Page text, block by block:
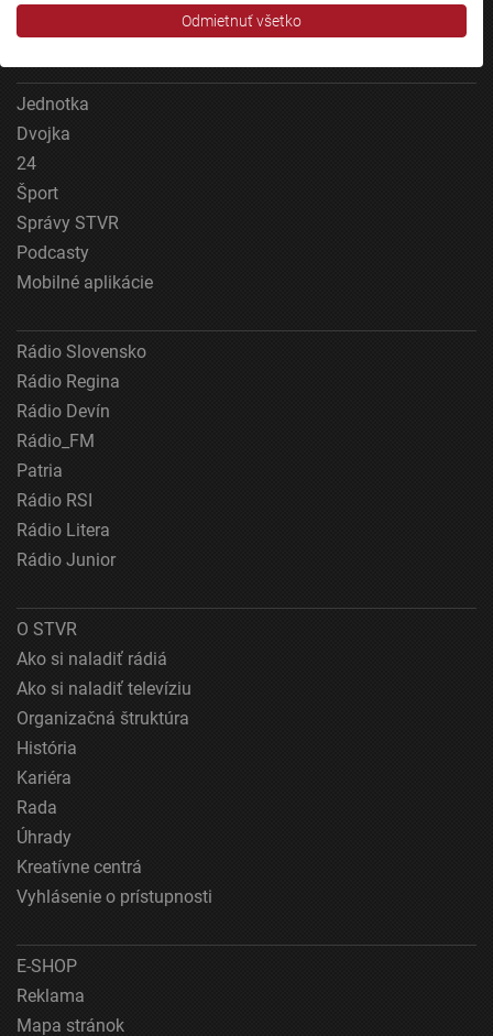
Vaše údaje používame na nasledujúce účely:
Uchovávanie alebo prístup k informáciám na
zariadení
Použiť obmedzené údaje na výber reklamy
Vytvoriť profily pre personalizovanú reklamu
Použiť profily na výber personalizovanej
reklamy
Vytvoriť profily na prispôsobenie obsahu
Použiť profily na výber prispôsobeného obsahu
Meranie výkonnosti reklamy
Meranie výkonnosti obsahu
Pochopiť cieľové skupiny na základe štatistík
alebo spájania údajov z rôznych zdrojov
Vývoj a zlepšovanie služieb
Špeciálne funkcie IAB:
Používanie presných údajov o geografickej
Identifikácia zariadení na základe aktívne
vyžiadaných informácií
Účely spracovania, ktoré nie sú v kompetencii IAB:
Nevyhnutné
Funkčné
Reklama
Odmietnuť všetko
Jednotka
Dvojka
24
Šport
Správy STVR
Podcasty
Mobilné aplikácie
Rádio Slovensko
Rádio Regina
Rádio Devín
Rádio_FM
Patria
Rádio RSI
Rádio Litera
Rádio Junior
O STVR
Ako si naladiť rádiá
Ako si naladiť televíziu
Organizačná štruktúra
História
Kariéra
Rada
Úhrady
Kreatívne centrá
Vyhlásenie o prístupnosti
E-SHOP
Reklama
Mapa stránok